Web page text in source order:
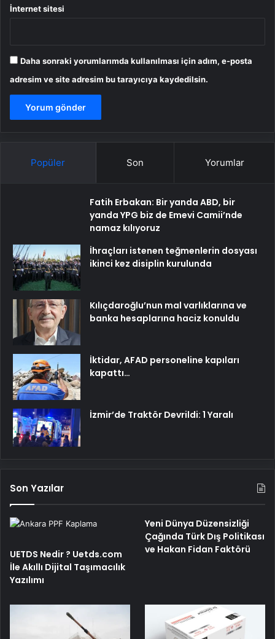
İnternet sitesi
Daha sonraki yorumlarımda kullanılması için adım, e-posta
adresim ve site adresim bu tarayıcıya kaydedilsin.
Popüler Son Yorumlar
Fatih Erbakan: Bir yanda ABD, bir
yanda YPG biz de Emevi Camii’nde
namaz kılıyoruz
İhraçları istenen teğmenlerin dosyası
ikinci kez disiplin kurulunda
Kılıçdaroğlu’nun mal varlıklarına ve
banka hesaplarına haciz konuldu
İktidar, AFAD personeline kapıları
kapattı…
İzmir’de Traktör Devrildi: 1 Yaralı
Son Yazılar
UETDS Nedir ? Uetds.com
İle Akıllı Dijital Taşımacılık
Yazılımı
Yeni Dünya Düzensizliği
Çağında Türk Dış Politikası
ve Hakan Fidan Faktörü